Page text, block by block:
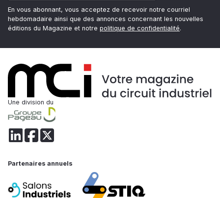
En vous abonnant, vous acceptez de recevoir notre courriel
hebdomadaire ainsi que des annonces concernant les nouvelles
éditions du Magazine et notre politique de confidentialité.
Une division du
Partenaires annuels